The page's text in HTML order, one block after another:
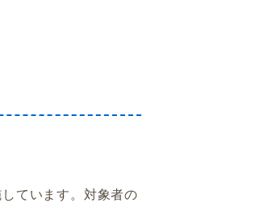
ています。対象者の